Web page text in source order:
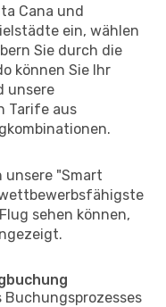
Cana und
ein, wählen
Sie durch die
können Sie Ihr
unsere
Tarife aus
unsere "Smart
sehen können,
Buchungsprozesses